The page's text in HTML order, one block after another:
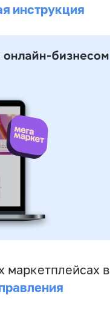
инструкция
маркетплейсах в